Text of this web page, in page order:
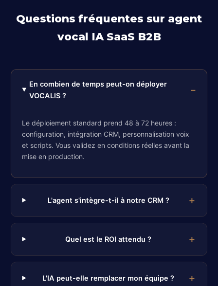
Questions fréquentes sur agent
vocal IA SaaS B2B
En combien de temps peut-on déployer
VOCALIS ?
Le déploiement standard prend 48 à 72 heures :
configuration, intégration CRM, personnalisation voix
et scripts. Vous validez en conditions réelles avant la
mise en production.
L'agent s'intègre-t-il à notre CRM ?
Quel est le ROI attendu ?
L'IA peut-elle remplacer mon équipe ?